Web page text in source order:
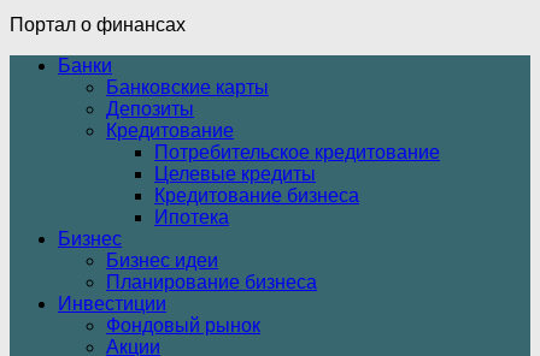
Портал о финансах
Банки
Банковские карты
Депозиты
Кредитование
Потребительское кредитование
Целевые кредиты
Кредитование бизнеса
Ипотека
Бизнес
Бизнес идеи
Планирование бизнеса
Инвестиции
Фондовый рынок
Акции